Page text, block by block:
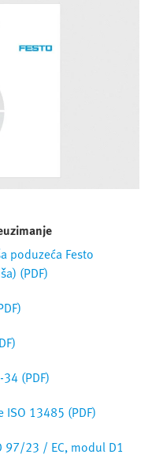
poduzeća Festo
(PDF)
(PDF)
13485 (PDF)
97/23 / EC, modul D1